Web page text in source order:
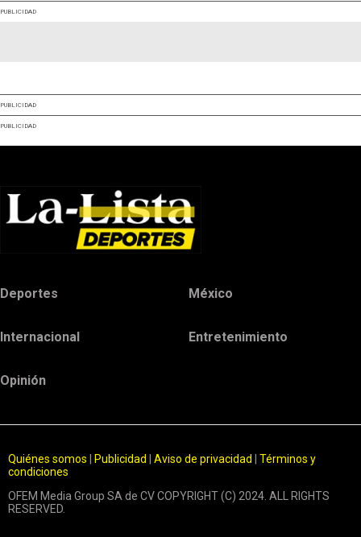
PUBLICIDAD
PUBLICIDAD
PUBLICIDAD
Deportes México
Internacional Entretenimiento
Opinión
Quiénes somos Publicidad Aviso de privacidad
Términos y
condiciones
OFEM Media Group SA de CV COPYRIGHT (C) 2024. ALL RIGHTS
RESERVED.